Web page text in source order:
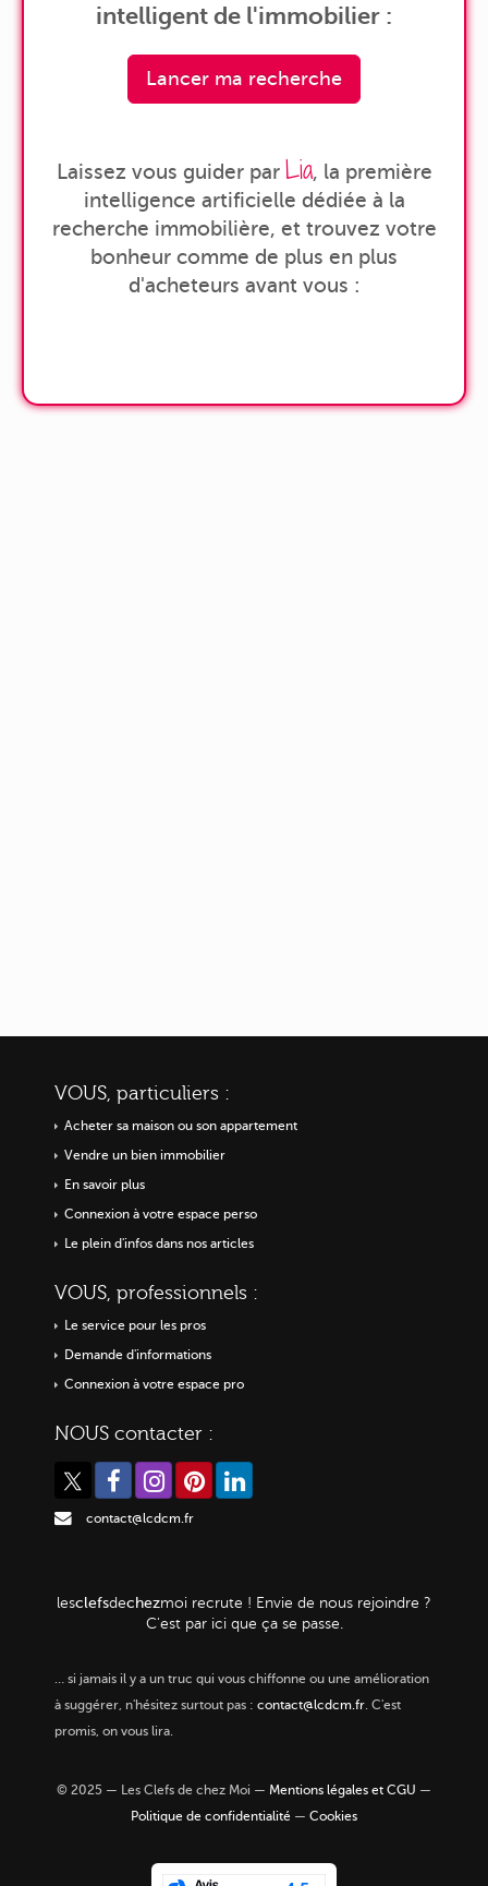
intelligent de l'immobilier :
Lancer ma recherche
Laissez vous guider par Lia, la première
intelligence artificielle dédiée à la
recherche immobilière, et trouvez votre
bonheur comme de plus en plus
d'acheteurs avant vous :
VOUS, particuliers :
Acheter sa maison ou son appartement
Vendre un bien immobilier
En savoir plus
Connexion à votre espace perso
Le plein d'infos dans nos articles
VOUS, professionnels :
Le service pour les pros
Demande d'informations
Connexion à votre espace pro
NOUS contacter :
contact@lcdcm.fr
lesclefsdechezmoi recrute ! Envie de nous rejoindre ?
C'est par ici que ça se passe.
… si jamais il y a un truc qui vous chiffonne ou une amélioration
à suggérer, n'hésitez surtout pas : contact@lcdcm.fr. C'est
promis, on vous lira.
© 2025 — Les Clefs de chez Moi — Mentions légales et CGU —
Politique de confidentialité — Cookies